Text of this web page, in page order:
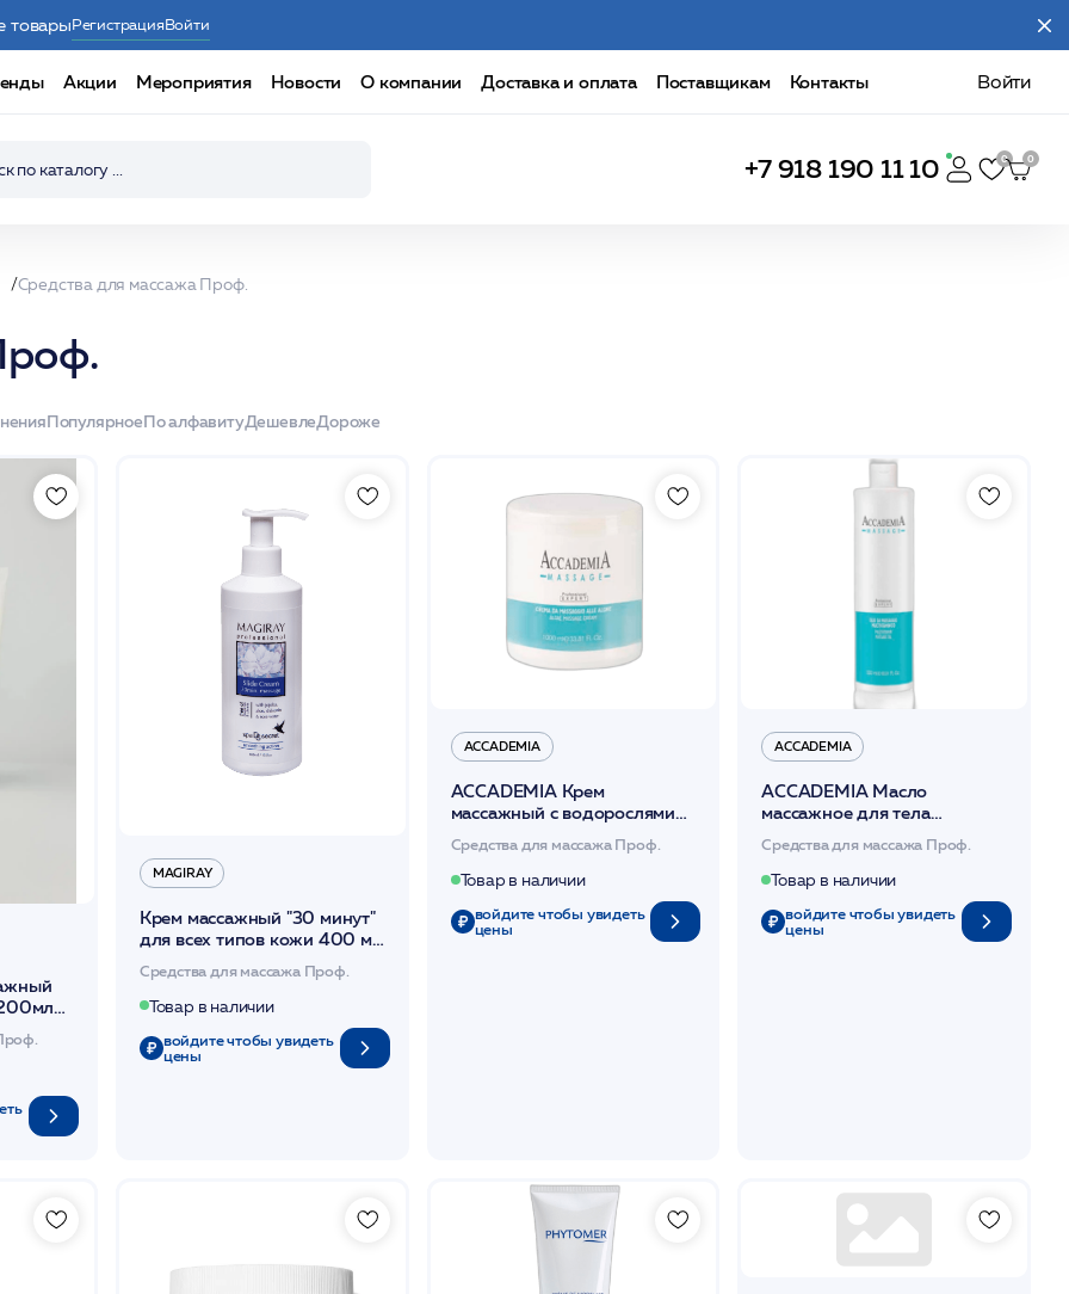
товарыРегистрацияВойти
Акции Мероприятия Новости О компании Доставка и оплата Поставщикам Контакты Войти
+7 918 190 11 10
Средства для массажа Проф.
ПопулярноеПо алфавитуДешевлеДороже
MAGIRAY
Крем массажный "30 минут"
для всех типов кожи 400 мл
Средства для массажа Проф.
Товар в наличии
войдите чтобы увидеть
цены
ACCADEMIA
ACCADEMIA Крем
массажный с водорослями
1000 мл
Средства для массажа Проф.
Товар в наличии
войдите чтобы увидеть
цены
ACCADEMIA
ACCADEMIA Масло
массажное для тела
мультивитаминное 500 мл
Средства для массажа Проф.
Товар в наличии
войдите чтобы увидеть
цены